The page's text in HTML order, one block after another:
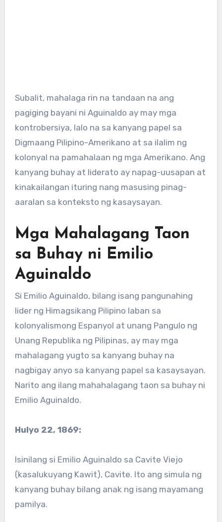
Subalit, mahalaga rin na tandaan na ang
pagiging bayani ni Aguinaldo ay may mga
kontrobersiya, lalo na sa kanyang papel sa
Digmaang Pilipino-Amerikano at sa ilalim ng
kolonyal na pamahalaan ng mga Amerikano. Ang
kanyang buhay at liderato ay napag-uusapan at
kinakailangan ituring nang masusing pinag-
aaralan sa konteksto ng kasaysayan.
Mga Mahalagang Taon
sa Buhay ni Emilio
Aguinaldo
Si Emilio Aguinaldo, bilang isang pangunahing
lider ng Himagsikang Pilipino laban sa
kolonyalismong Espanyol at unang Pangulo ng
Unang Republika ng Pilipinas, ay may mga
mahalagang yugto sa kanyang buhay na
nagbigay anyo sa kanyang papel sa kasaysayan.
Narito ang ilang mahahalagang taon sa buhay ni
Emilio Aguinaldo.
Hulyo 22, 1869:
Isinilang si Emilio Aguinaldo sa Cavite Viejo
(kasalukuyang Kawit), Cavite. Ito ang simula ng
kanyang buhay bilang anak ng isang mayamang
pamilya.